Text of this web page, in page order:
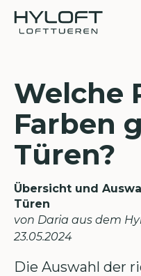
Welche
Farben
Türen?
Übersicht und
Türen
von Daria aus dem
23.05.2024
Die Auswahl der